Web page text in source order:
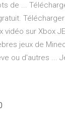
de ...
sur Xbox
jeux de
ou d'autres ...